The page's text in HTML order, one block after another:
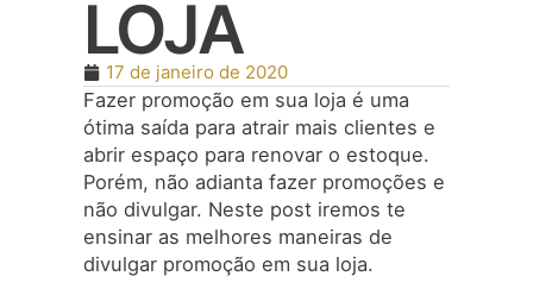
LOJA
17 de janeiro de 2020
Fazer promoção em sua loja é uma
ótima saída para atrair mais clientes e
abrir espaço para renovar o estoque.
Porém, não adianta fazer promoções e
não divulgar. Neste post iremos te
ensinar as melhores maneiras de
divulgar promoção em sua loja.